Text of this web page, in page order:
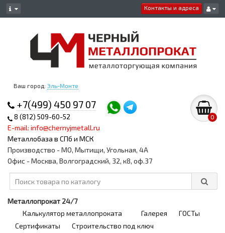
Контакты и адреса
Ваш город: Эль-Монте
+7(499) 450 97 07
8 (812) 509-60-52
E-mail: info@chernyjmetall.ru
Металлобаза в СПб и МСК
0
Производство - МО, Мытищи, Угольная, 4А
Офис - Москва, Волгоградский, 32, к8, оф.37
Металлопрокат 24/7
Калькулятор металлопроката
Галерея
ГОСТы
Сертификаты
Строительство под ключ